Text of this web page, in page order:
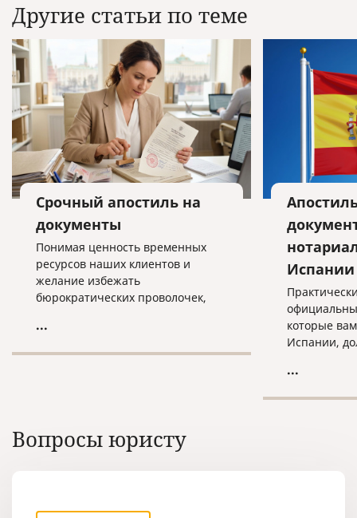
Другие статьи по теме
Срочный апостиль на
документы
Понимая ценность временных
ресурсов наших клиентов и
желание избежать
бюрократических проволочек,
услугу по проставлению апостиля
...
Испании
которые
Испании,
проставить
...
Вопросы юристу